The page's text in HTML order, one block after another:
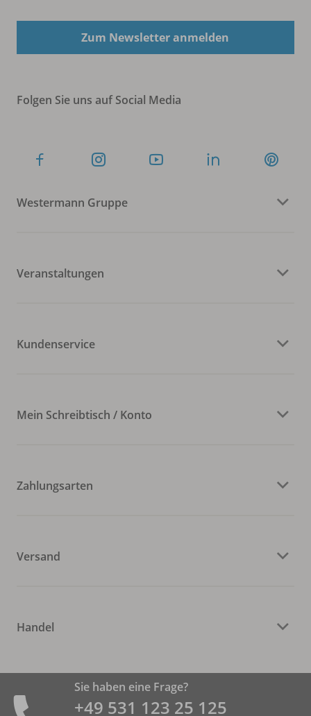
Zum Newsletter anmelden
Folgen Sie uns auf Social Media
Westermann Gruppe
Veranstaltungen
Kundenservice
Mein Schreibtisch / Konto
Zahlungsarten
Versand
Handel
Sie haben eine Frage?
+49 531 ­123 25 125